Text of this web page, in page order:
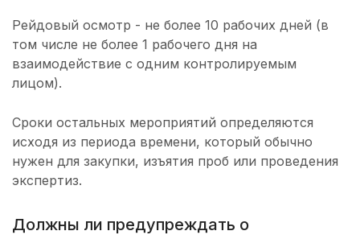
Рейдовый осмотр - не более 10 рабочих дней (в
том числе не более 1 рабочего дня на
взаимодействие с одним контролируемым
лицом).
Сроки остальных мероприятий определяются
исходя из периода времени, который обычно
нужен для закупки, изъятия проб или проведения
экспертиз.
Должны ли предупреждать о